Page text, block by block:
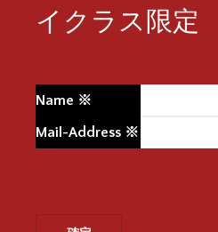
イクラス限
Name ※
Mail-Address ※